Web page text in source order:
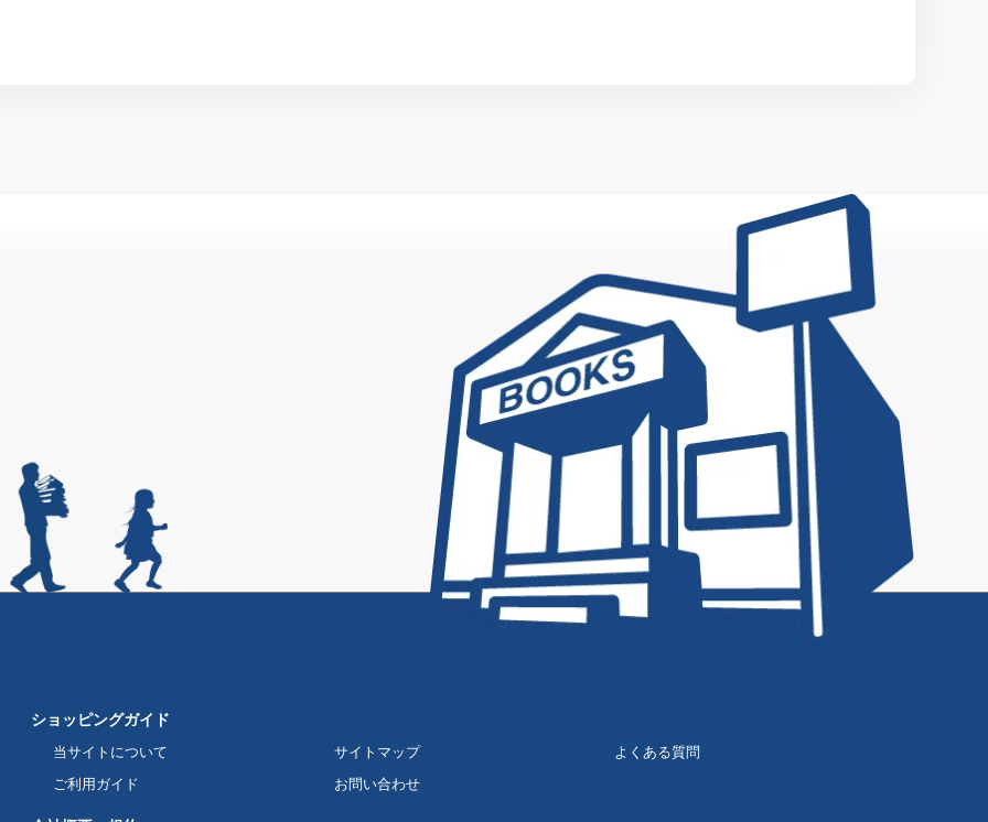
ショッピングガイド
当サイトについて サイトマップ
よくある質問
ご利用ガイド
お問い合わせ